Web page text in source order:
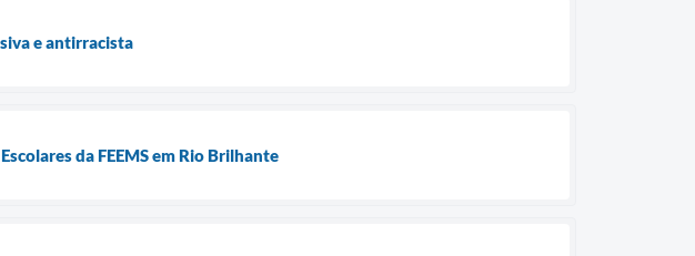
e antirracista
da FEEMS em Rio Brilhante